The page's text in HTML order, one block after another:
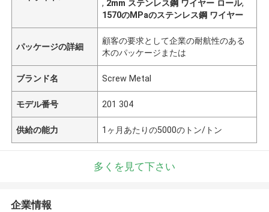
, 2mm ステンレス鋼 ワイヤー ロール,
1570のMPaのステンレス鋼 ワイヤー
パッケージの詳細
顧客の要求として企業の耐航性のある
木のパッケージまたは
ブランド名 Screw Metal
モデル番号 201 304
供給の能力 1ヶ月あたりの5000のトン/トン
多くを見て下さい
企業情報